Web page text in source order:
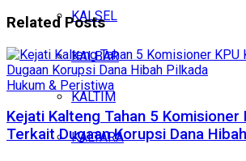
KALSEL
KALBAR
KALTIM
KALTARA
RelatedPosts
Hukum & Peristiwa
Kejati Kalteng Tahan 5 Komisioner
Terkait Dugaan Korupsi Dana